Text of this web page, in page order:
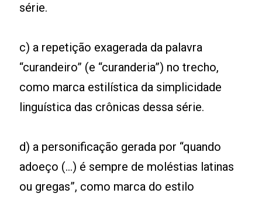
série.
c) a repetição exagerada da palavra
“curandeiro” (e “curanderia”) no trecho,
como marca estilística da simplicidade
linguística das crônicas dessa série.
d) a personificação gerada por “quando
adoeço (...) é sempre de moléstias latinas
ou gregas”, como marca do estilo